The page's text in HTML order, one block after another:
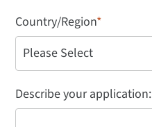
Country/Region*
Describe your application: